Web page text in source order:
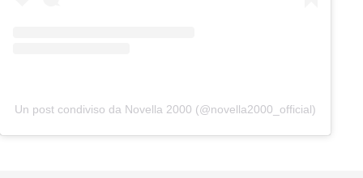
Un post condiviso da Novella 2000 (@novella2000_official)